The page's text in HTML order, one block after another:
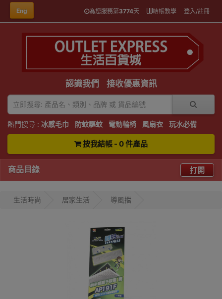
Eng 為您服務第3774天 結帳教學 登入/註冊
認識我們 接收優惠資訊
熱門搜尋 : 冰感毛巾 防蚊驅蚊 電動輪椅 風扇衣 玩水必備
按我結帳 - 0 件產品
商品目錄 打開
生活時尚 居家生活 導風擋